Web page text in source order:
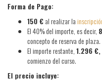
Forma de Pago:
150 € al realizar la
El 40% del importe, es decir,
concepto de reserva de plaza.
El importe restante,1.296 €,
comienzo del curso.
El precio incluye: